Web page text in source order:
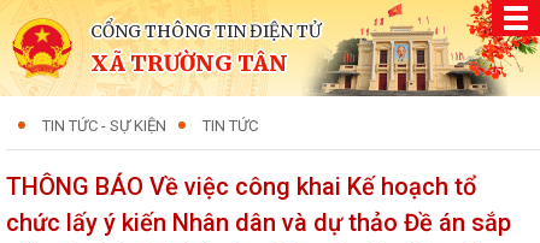
CỔNG THÔNG TIN ĐIỆN TỬ
XÃ TRƯỜNG TÂN
TIN TỨC - SỰ KIỆN TIN TỨC
THÔNG BÁO Về việc công khai Kế hoạch tổ
chức lấy ý kiến Nhân dân và dự thảo Đề án sắp